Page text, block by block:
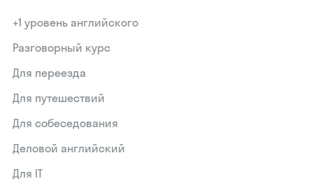
+1 уровень английского
Разговорный курс
Для переезда
Для путешествий
Для собеседования
Деловой английский
Для IT